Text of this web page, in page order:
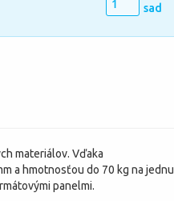
sad
materiálov. Vďaka
a hmotnosťou do 70 kg na jednu
panelmi.